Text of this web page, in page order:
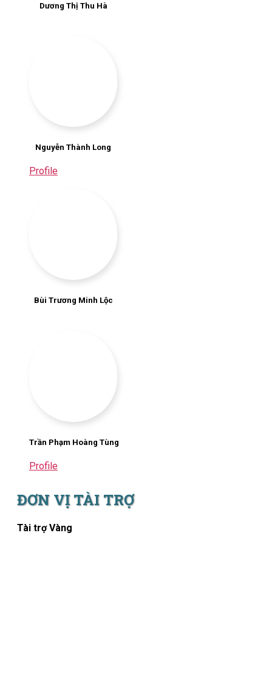
Dương Thị Thu Hà
Nguyễn Thành Long
Profile
Bùi Trương Minh Lộc
Trần Phạm Hoàng Tùng
Profile
ĐƠN VỊ TÀI TRỢ
Tài trợ Vàng